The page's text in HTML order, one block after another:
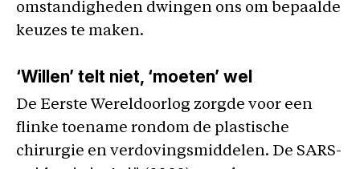
omstandigheden dwingen ons om bepaalde
keuzes te maken.
‘Willen’ telt niet, ‘moeten’ wel
De Eerste Wereldoorlog zorgde voor een
flinke toename rondom de plastische
chirurgie en verdovingsmiddelen. De SARS-